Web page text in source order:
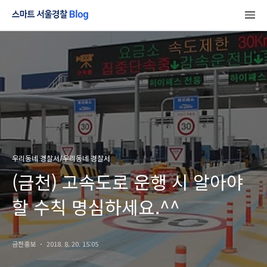
우리동네 경찰서/우리동네 경찰서
(금천) 고속도로 운행 시 알아야
할 수칙 명심하세요.^^
금천홍보 2018. 8. 20. 15:05